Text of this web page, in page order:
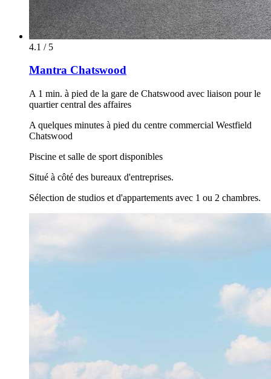
4.1 / 5
Mantra Chatswood
A 1 min. à pied de la gare de Chatswood avec liaison pour le
quartier central des affaires
A quelques minutes à pied du centre commercial Westfield
Chatswood
Piscine et salle de sport disponibles
Situé à côté des bureaux d'entreprises.
Sélection de studios et d'appartements avec 1 ou 2 chambres.